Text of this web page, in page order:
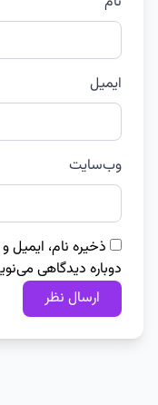
ایمیل
وب‌سایت
ذخیره نام، ایمیل
دوباره دیدگاهی